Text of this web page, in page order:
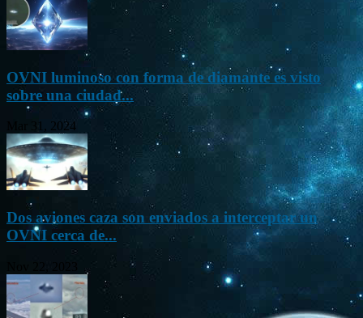
OVNI luminoso con forma de diamante es visto
sobre una ciudad...
Mar 31, 2024
Dos aviones caza son enviados a interceptar un
OVNI cerca de...